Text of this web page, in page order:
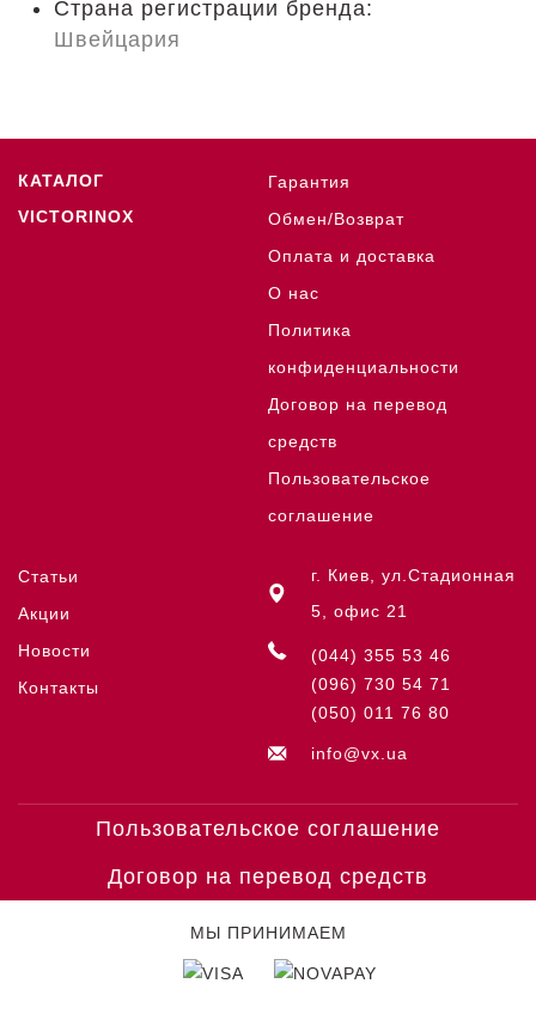
Страна регистрации бренда:
Швейцария
КАТАЛОГ
VICTORINOX
Гарантия
Обмен/Возврат
Оплата и доставка
О нас
Политика
конфиденциальности
Договор на перевод
средств
Пользовательское
соглашение
Статьи
Акции
Новости
Контакты
г. Киев, ул.Стадионная
5, офис 21
(044) 355 53 46
(096) 730 54 71
(050) 011 76 80
info@vx.ua
Пользовательское соглашение
Договор на перевод средств
МЫ ПРИНИМАЕМ